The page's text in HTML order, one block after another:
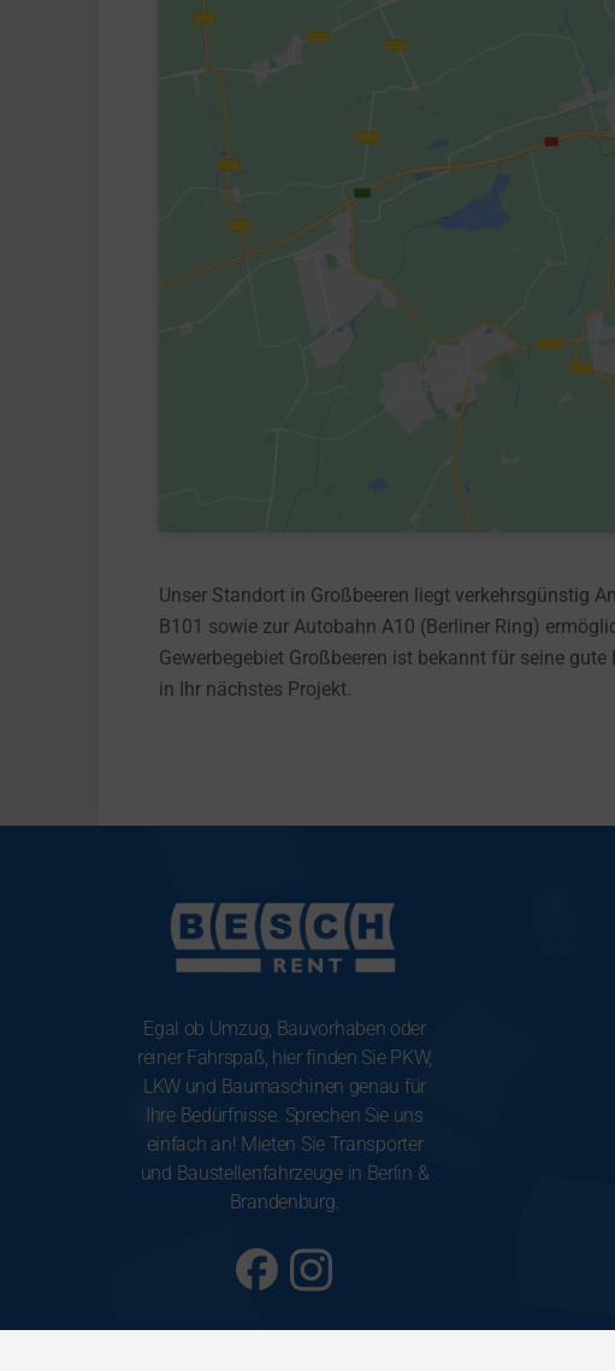
Unser Standort in Großbeeren liegt verkehrsgünstig
B101 sowie zur Autobahn A10 (Berliner Ring)
Gewerbegebiet Großbeeren ist bekannt für seine
in Ihr nächstes Projekt.
Egal ob Umzug, Bauvorhaben oder
reiner Fahrspaß, hier finden Sie PKW,
LKW und Baumaschinen genau für
Ihre Bedürfnisse. Sprechen Sie uns
einfach an! Mieten Sie Transporter
und Baustellenfahrzeuge in Berlin &
Brandenburg.